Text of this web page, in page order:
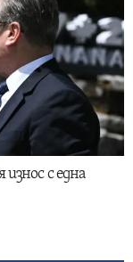
с една